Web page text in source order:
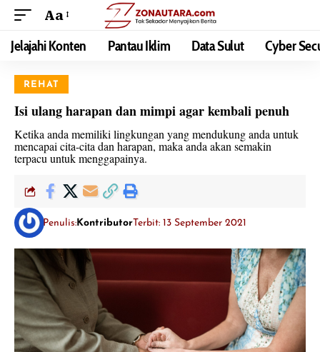
Aa
Jelajahi Konten Pantau Iklim Data Sulut Cyber
REHAT
Isi ulang harapan dan mimpi agar kembali penuh
Ketika anda memiliki lingkungan yang mendukung anda untuk
mencapai cita-cita dan harapan, maka anda akan semakin
terpacu untuk menggapainya.
Penulis: KontributorTerbit: 13 September 2021